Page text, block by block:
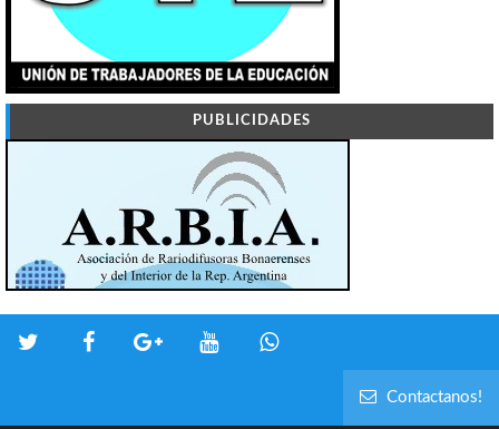
PUBLICIDADES
Contactanos!